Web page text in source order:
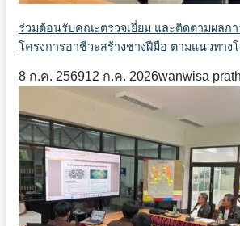
ร่วมต้อนรับคณะตรวจเยี่ยม และติดตามผลก
โครงการอาชีวะสร้างช่างฝีมือ ตามแนวทาง
8 ก.ค. 256912 ก.ค. 2026wanwisa